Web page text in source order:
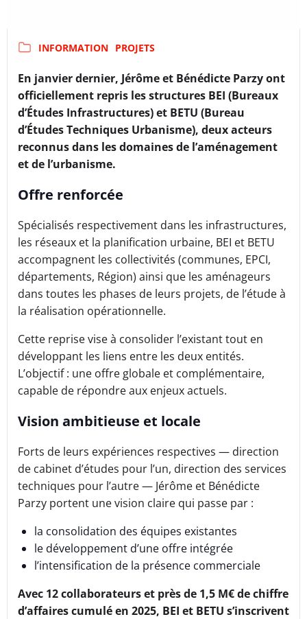
INFORMATION PROJETS
En janvier dernier, Jérôme et Bénédicte Parzy ont
officiellement repris les structures BEI (Bureaux
d’Études Infrastructures) et BETU (Bureau
d’Études Techniques Urbanisme), deux acteurs
reconnus dans les domaines de l’aménagement
et de l’urbanisme.
Offre renforcée
Spécialisés respectivement dans les infrastructures,
les réseaux et la planification urbaine, BEI et BETU
accompagnent les collectivités (communes, EPCI,
départements, Région) ainsi que les aménageurs
dans toutes les phases de leurs projets, de l’étude à
la réalisation opérationnelle.
Cette reprise vise à consolider l’existant tout en
développant les liens entre les deux entités.
L’objectif : une offre globale et complémentaire,
capable de répondre aux enjeux actuels.
Vision ambitieuse et locale
Forts de leurs expériences respectives — direction
de cabinet d’études pour l’un, direction des services
techniques pour l’autre — Jérôme et Bénédicte
Parzy portent une vision claire qui passe par :
la consolidation des équipes existantes
le développement d’une offre intégrée
l’intensification de la présence commerciale
Avec 12 collaborateurs et près de 1,5 M€ de chiffre
d’affaires cumulé en 2025, BEI et BETU s’inscrivent